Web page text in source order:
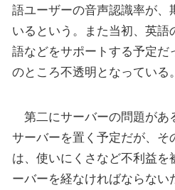
語ユーザーの音声認識率が、
いるという。また当初、英
語などをサポートする予定
のところ不透明となっている。
第二にサーバーの問題があ
サーバーを置く予定だが、そ
は、使いにくさなど不利益
ーバーを経なければならな